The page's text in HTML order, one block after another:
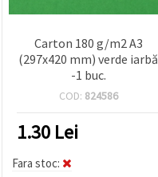
Carton 180 g/m2 A3
(297x420 mm) verde iarbă
-1 buc.
COD: 824586
1.30 Lei
Fara stoc: